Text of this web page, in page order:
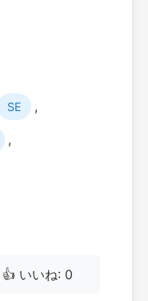
SE ,
,
👍 いいね: 0